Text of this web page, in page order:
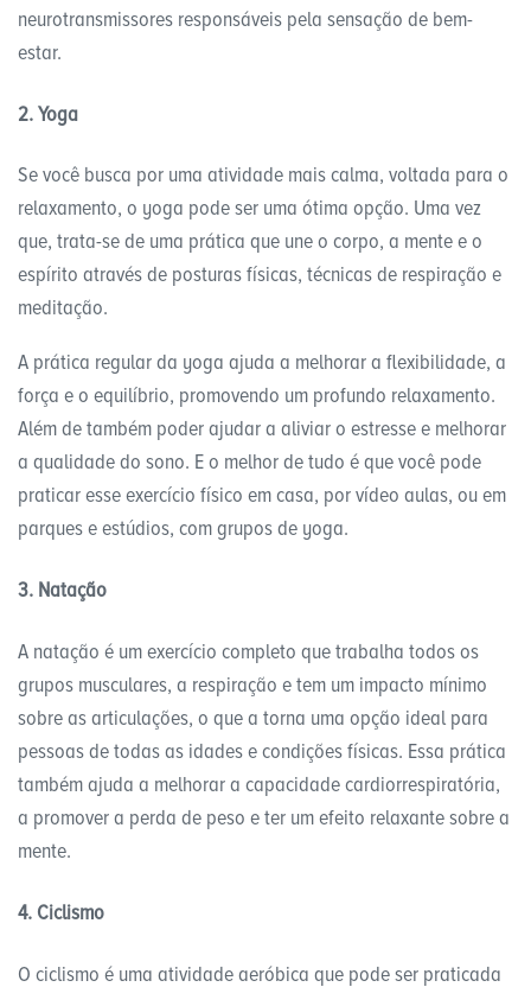
neurotransmissores responsáveis pela sensação de bem-
estar.
2. Yoga
Se você busca por uma atividade mais calma, voltada para o
relaxamento, o yoga pode ser uma ótima opção. Uma vez
que, trata-se de uma prática que une o corpo, a mente e o
espírito através de posturas físicas, técnicas de respiração e
meditação.
A prática regular da yoga ajuda a melhorar a flexibilidade, a
força e o equilíbrio, promovendo um profundo relaxamento.
Além de também poder ajudar a aliviar o estresse e melhorar
a qualidade do sono. E o melhor de tudo é que você pode
praticar esse exercício físico em casa, por vídeo aulas, ou em
parques e estúdios, com grupos de yoga.
3. Natação
A natação é um exercício completo que trabalha todos os
grupos musculares, a respiração e tem um impacto mínimo
sobre as articulações, o que a torna uma opção ideal para
pessoas de todas as idades e condições físicas. Essa prática
também ajuda a melhorar a capacidade cardiorrespiratória,
a promover a perda de peso e ter um efeito relaxante sobre a
mente.
4. Ciclismo
O ciclismo é uma atividade aeróbica que pode ser praticada